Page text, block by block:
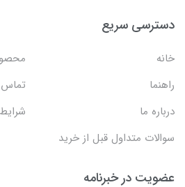
دسترسی سریع
خانه
راهنما
تماس
درباره ما
سوالات متداول قبل از خرید
عضویت در خبرنامه